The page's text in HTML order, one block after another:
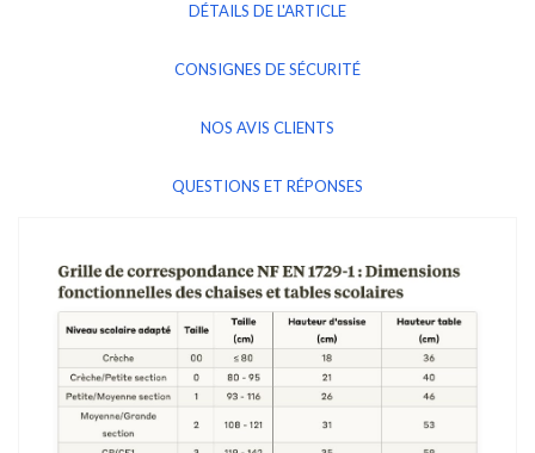
DÉTAILS DE L'ARTICLE
CONSIGNES DE SÉCURITÉ
NOS AVIS CLIENTS
QUESTIONS ET RÉPONSES